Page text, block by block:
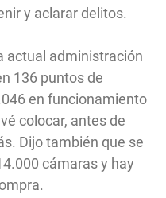
y aclarar delitos.
actual administración
136 puntos de
en funcionamiento
colocar, antes de
Dijo también que se
cámaras y hay